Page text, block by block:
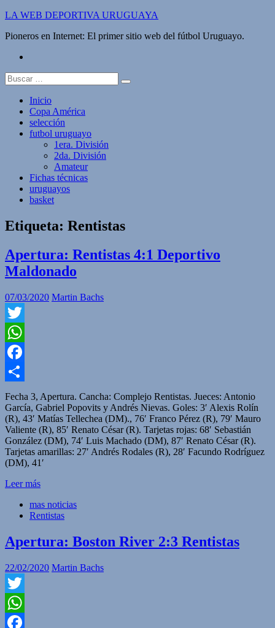
Saltar
contenido
LA WEB DEPORTIVA URUGUAYA
Pioneros en Internet: El primer sitio web del fútbol Uruguayo.
Buscar:
Inicio
Copa América
selección
futbol uruguayo
1era. División
2da. División
Amateur
Fichas técnicas
uruguayos
basket
Etiqueta: Rentistas
Apertura: Rentistas 4:1 Deportivo
Maldonado
07/03/2020 Martin Bachs
Twitter
WhatsApp
Facebook
Compartir
Fecha 3, Apertura. Cancha: Complejo Rentistas. Jueces: Antonio
García, Gabriel Popovits y Andrés Nievas. Goles: 3′ Alexis Rolín
(R), 43′ Matías Tellechea (DM)., 76′ Franco Pérez (R), 79′ Mauro
Valiente (R), 85′ Renato César (R). Tarjetas rojas: 68′ Sebastián
González (DM), 74′ Luis Machado (DM), 87′ Renato César (R).
Tarjetas amarillas: 27′ Andrés Rodales (R), 28′ Facundo Rodríguez
(DM), 41′
Leer más
mas noticias
Rentistas
Apertura: Boston River 2:3 Rentistas
22/02/2020 Martin Bachs
Twitter
WhatsApp